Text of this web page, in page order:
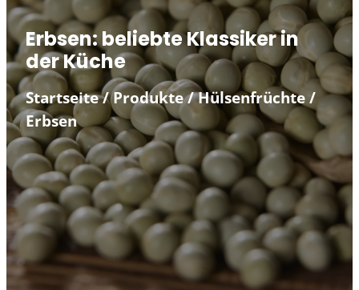
Erbsen: beliebte Klassiker in
der Küche
Startseite/Produkte/Hülsenfrüchte/
Erbsen